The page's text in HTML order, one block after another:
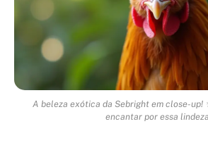
A beleza exótica da Sebright em close-up!
encantar por essa